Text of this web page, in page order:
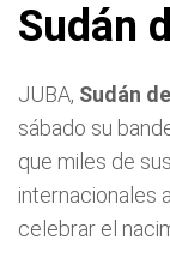
Sudán
JUBA, Sudán
sábado su
que miles de
internacionales
celebrar el